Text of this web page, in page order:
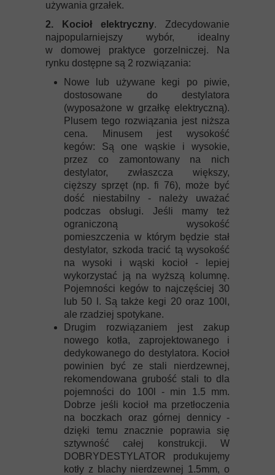
używania grzałek.
2. Kocioł elektryczny. Zdecydowanie
najpopularniejszy wybór, idealny
w domowej praktyce gorzelniczej. Na
rynku dostępne są 2 rozwiązania:
Nowe lub używane kegi po piwie,
dostosowane do destylatora
(wyposażone w grzałkę elektryczną).
Plusem tego rozwiązania jest niższa
cena. Minusem jest wysokość
kegów: Są one wąskie i wysokie,
przez co zamontowany na nich
destylator, zwłaszcza większy,
cięższy sprzęt (np. fi 76), może być
dość niestabilny - należy uważać
podczas obsługi. Jeśli mamy też
ograniczoną wysokość
pomieszczenia w którym będzie stał
destylator, szkoda tracić tą wysokość
na wysoki i wąski kocioł - lepiej
wykorzystać ją na wyższą kolumnę.
Pojemności kegów to najczęściej 30
lub 50 l. Są także kegi 20 oraz 100l,
ale rzadziej spotykane.
Drugim rozwiązaniem jest zakup
nowego kotła, zaprojektowanego i
dedykowanego do destylatora. Kocioł
powinien być ze stali nierdzewnej,
rekomendowana grubość stali to dla
pojemności do 100l - min 1.5 mm.
Dobrze jeśli kocioł ma przetłoczenia
na boczkach oraz górnej dennicy -
dzięki temu znacznie poprawia się
sztywność całej konstrukcji. W
DOBRYDESTYLATOR produkujemy
kotły z blachy nierdzewnej 1.5mm, o